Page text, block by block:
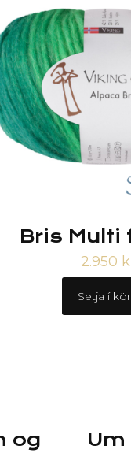
Bris Multi
2.950
Setja í
og